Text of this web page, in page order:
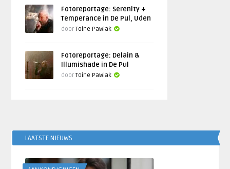
Fotoreportage: Serenity +
Temperance in De Pul, Uden
doorToine Pawlak
Fotoreportage: Delain &
Illumishade in De Pul
doorToine Pawlak
LAATSTE NIEUWS